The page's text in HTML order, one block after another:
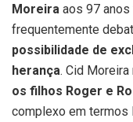
Moreira aos 97 anos
frequentemente
possibilidade de
herança. Cid
os filhos Roger e
complexo em termos